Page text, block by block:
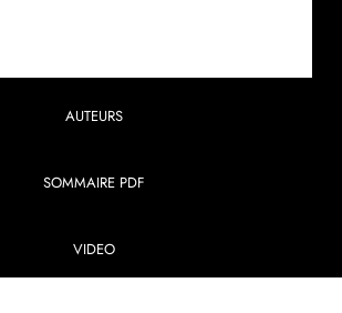
AUTEURS
SOMMAIRE PDF
VIDEO